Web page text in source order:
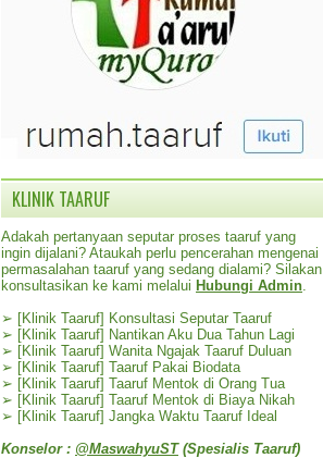
KLINIK TAARUF
Adakah pertanyaan seputar proses taaruf yang
ingin dijalani? Ataukah perlu pencerahan mengenai
permasalahan taaruf yang sedang dialami? Silakan
konsultasikan ke kami melalui Hubungi Admin
➢ [Klinik Taaruf] Konsultasi Seputar Taaruf
➢ [Klinik Taaruf] Nantikan Aku Dua Tahun Lagi
➢ [Klinik Taaruf] Wanita Ngajak Taaruf Duluan
➢ [Klinik Taaruf] Taaruf Pakai Biodata
➢ [Klinik Taaruf] Taaruf Mentok di Orang Tua
➢ [Klinik Taaruf] Taaruf Mentok di Biaya Nikah
➢ [Klinik Taaruf] Jangka Waktu Taaruf Ideal
Konselor : @MaswahyuST(Spesialis Taaruf)